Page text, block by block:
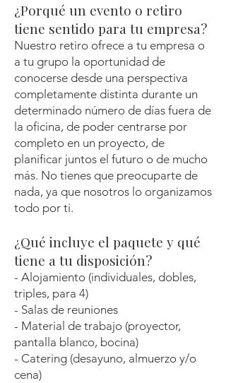
¿Porqué un evento o retiro
tiene sentido para tu empresa?
Nuestro retiro ofrece a tu empresa o
a tu grupo la oportunidad de
conocerse desde una perspectiva
completamente distinta durante un
determinado número de días fuera de
la oficina, de poder centrarse por
completo en un proyecto, de
planificar juntos el futuro o de mucho
más. No tienes que preocuparte de
nada, ya que nosotros lo organizamos
todo por ti.
¿Qué incluye el paquete y qué
tiene a tu disposición?
- Alojamiento (individuales, dobles,
triples, para 4)
- Salas de reuniones
- Material de trabajo (proyector,
pantalla blanco, bocina)
- Catering (desayuno, almuerzo y/o
cena)